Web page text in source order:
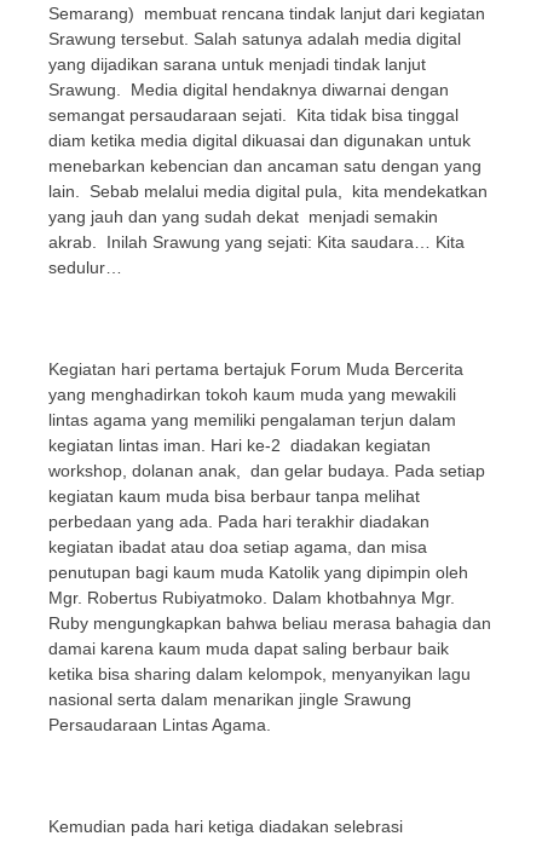
Semarang) membuat rencana tindak lanjut dari kegiatan
Srawung tersebut. Salah satunya adalah media digital
yang dijadikan sarana untuk menjadi tindak lanjut
Srawung. Media digital hendaknya diwarnai dengan
semangat persaudaraan sejati. Kita tidak bisa tinggal
diam ketika media digital dikuasai dan digunakan untuk
menebarkan kebencian dan ancaman satu dengan yang
lain. Sebab melalui media digital pula, kita mendekatkan
yang jauh dan yang sudah dekat menjadi semakin
akrab. Inilah Srawung yang sejati: Kita saudara… Kita
sedulur…
Kegiatan hari pertama bertajuk Forum Muda Bercerita
yang menghadirkan tokoh kaum muda yang mewakili
lintas agama yang memiliki pengalaman terjun dalam
kegiatan lintas iman. Hari ke-2 diadakan kegiatan
workshop, dolanan anak, dan gelar budaya. Pada setiap
kegiatan kaum muda bisa berbaur tanpa melihat
perbedaan yang ada. Pada hari terakhir diadakan
kegiatan ibadat atau doa setiap agama, dan misa
penutupan bagi kaum muda Katolik yang dipimpin oleh
Mgr. Robertus Rubiyatmoko. Dalam khotbahnya Mgr.
Ruby mengungkapkan bahwa beliau merasa bahagia dan
damai karena kaum muda dapat saling berbaur baik
ketika bisa sharing dalam kelompok, menyanyikan lagu
nasional serta dalam menarikan jingle Srawung
Persaudaraan Lintas Agama.
Kemudian pada hari ketiga diadakan selebrasi